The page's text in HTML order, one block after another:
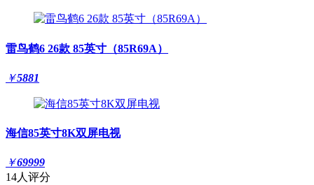
雷鸟鹤6 26款 85英寸（85R69A）
￥5881
海信85英寸8K双屏电视
￥69999
14人评分